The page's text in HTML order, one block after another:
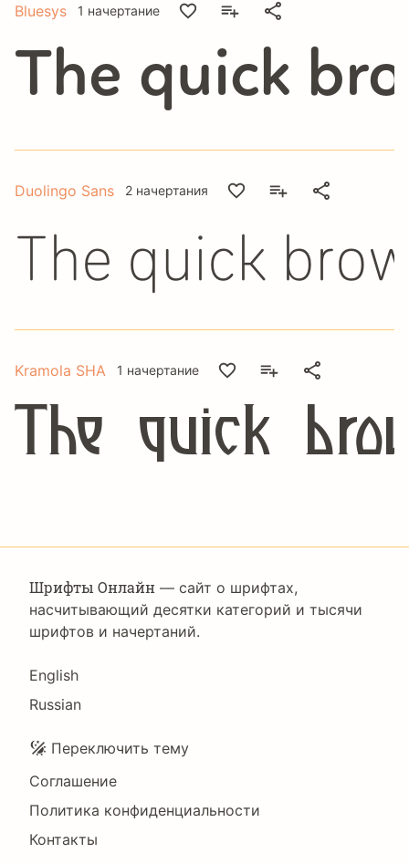
Bluesys 1 начертание
The quick
Duolingo Sans 2 начертания
The quick
Kramola SHA 1 начертание
The quick
Шрифты Онлайн — сайт о шрифтах,
насчитывающий десятки категорий и тысячи
шрифтов и начертаний.
Language
English
Russian
Подвал
Переключить тему
Соглашение
Политика конфиденциальности
Контакты